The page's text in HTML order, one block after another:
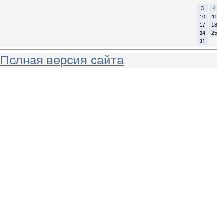
3
4
10
11
17
18
24
25
31
Полная версия сайта